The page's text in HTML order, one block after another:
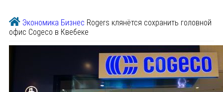
Экономика Бизнес Rogers клянётся сохранить головной
офис Cogeco в Квебеке